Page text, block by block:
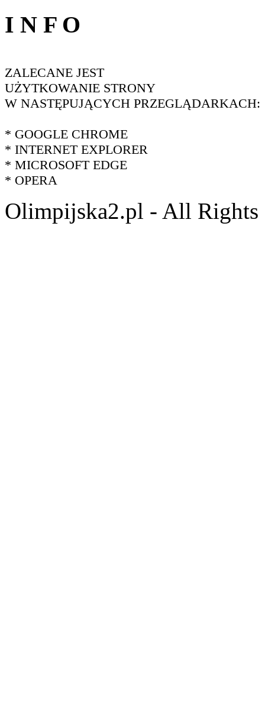
I N F O
ZALECANE JEST
UŻYTKOWANIE STRONY
W NASTĘPUJĄCYCH PRZEGLĄDARKACH:
* GOOGLE CHROME
* INTERNET EXPLORER
* MICROSOFT EDGE
* OPERA
Olimpijska2.pl - All Rights